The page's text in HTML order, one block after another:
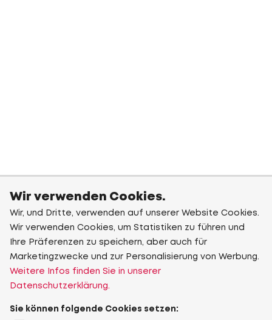
Wir verwenden Cookies.
Wir, und Dritte, verwenden auf unserer Website Cookies.
Wir verwenden Cookies, um Statistiken zu führen und
Ihre Präferenzen zu speichern, aber auch für
Marketingzwecke und zur Personalisierung von Werbung.
Weitere Infos finden Sie in unserer
Datenschutzerklärung.
Sie können folgende Cookies setzen: